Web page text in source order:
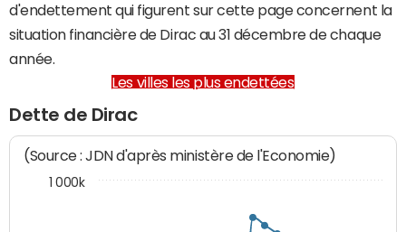
d'endettement qui figurent sur cette page concernent la
situation financière de Dirac au 31 décembre de chaque
année.
Les villes les plus endettées
Dette de Dirac
(Source : JDN d'après ministère de l'Economie)
1 000k